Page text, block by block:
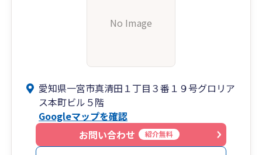
No Image
愛知県一宮市真清田１丁目３番１９号グロリア
ス本町ビル５階
Googleマップを確認
お問い合わせ
紹介無料